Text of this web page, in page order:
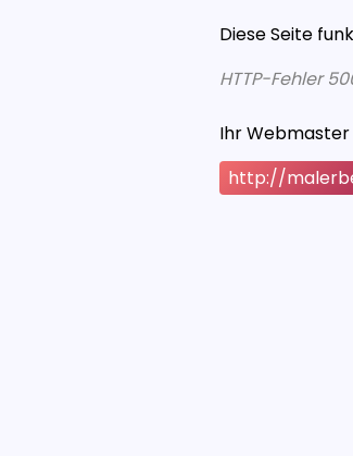
Diese Seite
HTTP-Fehler
Ihr Webmaster
http://